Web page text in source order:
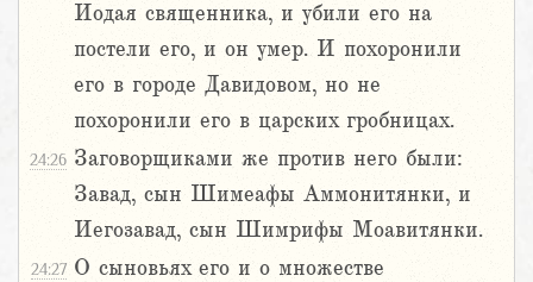
Иодая священника, и убили его на
постели его, и он умер. И похоронили
его в городе Давидовом, но не
похоронили его в царских гробницах.
24:26 Заговорщиками же против него были:
Завад, сын Шимеафы Аммонитянки, и
Иегозавад, сын Шимрифы Моавитянки.
24:27 О сыновьях его и о множестве